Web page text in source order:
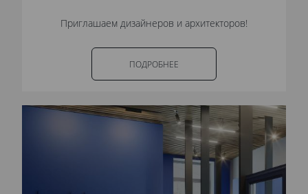
Приглашаем дизайнеров и архитекторов!
ПОДРОБНЕЕ